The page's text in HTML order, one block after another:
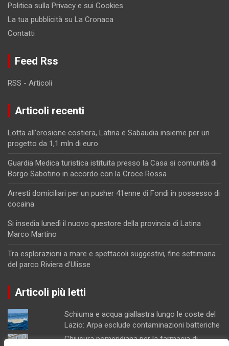
Politica sulla Privacy e sui Cookies
La tua pubblicità su La Cronaca
Contatti
Feed Rss
RSS - Articoli
Articoli recenti
Lotta all’erosione costiera, Latina e Sabaudia insieme per un
progetto da 1,1 mln di euro
Guardia Medica turistica istituita presso la Casa si comunità di
Borgo Sabotino in accordo con la Croce Rossa
Arresti domiciliari per un pusher 41enne di Fondi in possesso di
cocaina
Si insedia lunedì il nuovo questore della provincia di Latina
Marco Martino
Tra esplorazioni a mare e spettacoli suggestivi, fine settimana
del parco Riviera d’Ulisse
Articoli più letti
Schiuma e acqua giallastra lungo le coste del
Lazio: Arpa esclude contaminazioni batteriche
Chiusura pomeridiana per la farmacia di